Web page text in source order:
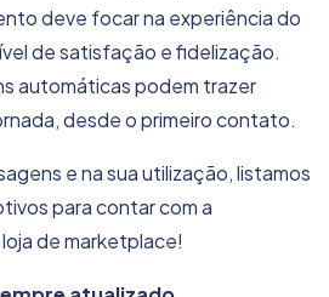
deve focar na experiência do
de satisfação e fidelização.
automáticas podem trazer
desde o primeiro contato.
e na sua utilização, listamos
para contar com a
de marketplace!